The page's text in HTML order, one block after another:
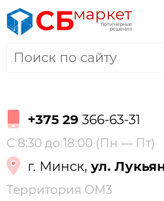
СБмаркет
полимерные
решения
+375 29 366-63-31
С 8:30 до 18:00 (Пн — Пт)
г. Минск,ул.
Территория ОМ3